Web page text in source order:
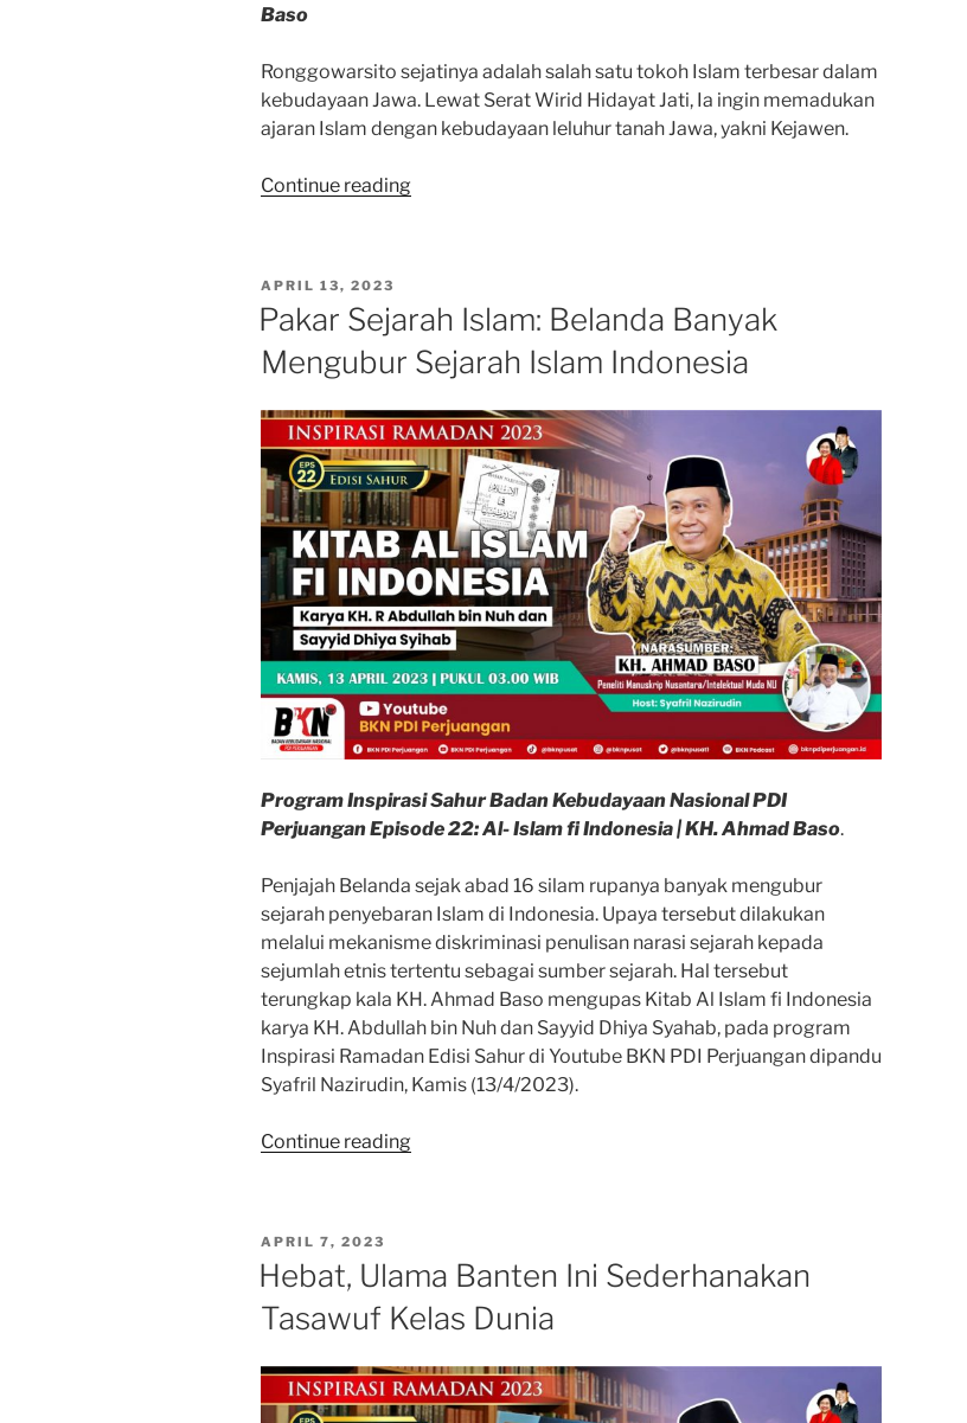
Baso
Ronggowarsito sejatinya adalah salah satu tokoh Islam terbesar dalam
kebudayaan Jawa. Lewat Serat Wirid Hidayat Jati, Ia ingin memadukan
ajaran Islam dengan kebudayaan leluhur tanah Jawa, yakni Kejawen.
Continue reading“Serat
Jawa
dan
Tasawuf”
POSTED
ON
APRIL 13, 2023
Pakar Sejarah Islam: Belanda Banyak
Mengubur Sejarah Islam Indonesia
Program Inspirasi Sahur Badan Kebudayaan Nasional PDI
Perjuangan Episode 22: Al- Islam fi Indonesia | KH. Ahmad Baso.
Penjajah Belanda sejak abad 16 silam rupanya banyak mengubur
sejarah penyebaran Islam di Indonesia. Upaya tersebut dilakukan
melalui mekanisme diskriminasi penulisan narasi sejarah kepada
sejumlah etnis tertentu sebagai sumber sejarah. Hal tersebut
terungkap kala KH. Ahmad Baso mengupas Kitab Al Islam fi Indonesia
karya KH. Abdullah bin Nuh dan Sayyid Dhiya Syahab, pada program
Inspirasi Ramadan Edisi Sahur di Youtube BKN PDI Perjuangan dipandu
Syafril Nazirudin, Kamis (13/4/2023).
Continue reading“Pakar
Mengubur
Sejarah
Indonesia”
POSTED
ON
APRIL 7, 2023
Hebat, Ulama Banten Ini Sederhanakan
Tasawuf Kelas Dunia